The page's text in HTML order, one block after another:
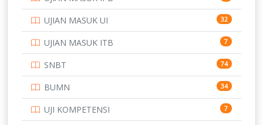
UJIAN MASUK UI 32
UJIAN MASUK ITB 7
SNBT 74
BUMN 34
UJI KOMPETENSI 7